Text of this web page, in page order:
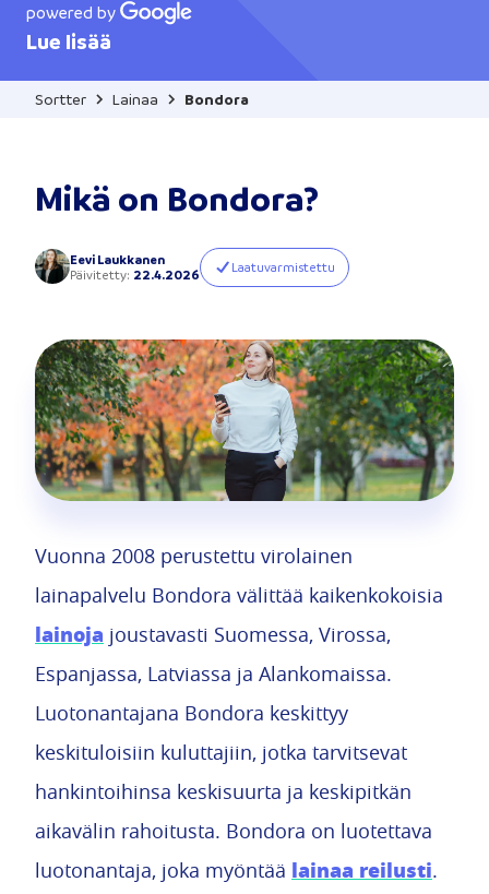
powered by
Lue lisää
Sortter Lainaa Bondora
Mikä on Bondora?
Eevi Laukkanen
Päivitetty: 22.4.2026 Laatuvarmistettu
Vuonna 2008 perustettu virolainen
lainapalvelu Bondora välittää kaikenkokoisia
lainoja joustavasti Suomessa, Virossa,
Espanjassa, Latviassa ja Alankomaissa.
Luotonantajana Bondora keskittyy
keskituloisiin kuluttajiin, jotka tarvitsevat
hankintoihinsa keskisuurta ja keskipitkän
aikavälin rahoitusta. Bondora on luotettava
luotonantaja, joka myöntää lainaa reilusti.